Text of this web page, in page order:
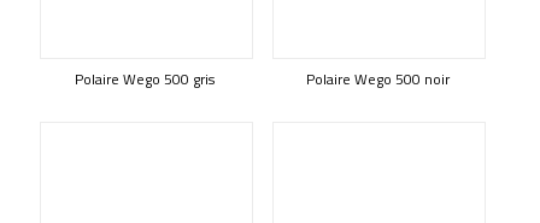
Polaire Wego 500 gris Polaire Wego 500 noir